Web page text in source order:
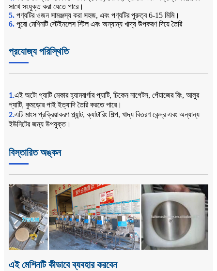
সাথে সংযুক্ত করা যেতে পারে।
5. পণ্যটির ওজন সামঞ্জস্য করা সহজ, এবং পণ্যটির পুরুত্ব 6-15 মিমি।
6. পুরো মেশিনটি স্টেইনলেস স্টিল এবং অন্যান্য খাদ্য উপকরণ দিয়ে তৈরি
প্রযোজ্য পরিস্থিতি
1.এই অটো প্যাটি মেকার হ্যামবার্গার প্যাটি, চিকেন নাগেটস, পেঁয়াজের রিং, আলুর
প্যাটি, কুমড়োর পাই ইত্যাদি তৈরি করতে পারে।
2.এটি মাংস প্রক্রিয়াকরণ প্ল্যান্ট, ক্যাটারিং শিল্প, খাদ্য বিতরণ কেন্দ্র এবং অন্যান্য
ইউনিটের জন্য উপযুক্ত।
বিস্তারিত অঙ্কন
এই মেশিনটি কীভাবে ব্যবহার করবেন